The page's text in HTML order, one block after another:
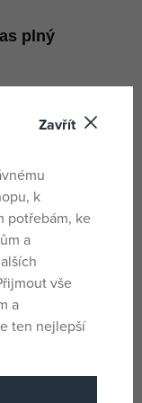
plný
efekty.
Zavřít
k
potřebám, ke
a
vše
a
ten nejlepší